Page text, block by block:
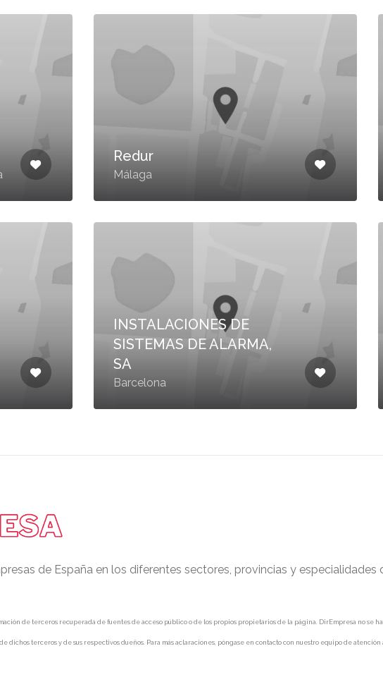
Redur
Málaga
INSTALACIONES DE
SISTEMAS DE ALARMA,
SA
Barcelona
de España en los diferentes sectores, provincias y
de terceros recuperada de fuentes de acceso público o de los propios propietarios de la página. DirEmpresa no se
dichos terceros y de sus respectivos dueños. Para más aclaraciones, póngase en contacto con nuestro equipo de